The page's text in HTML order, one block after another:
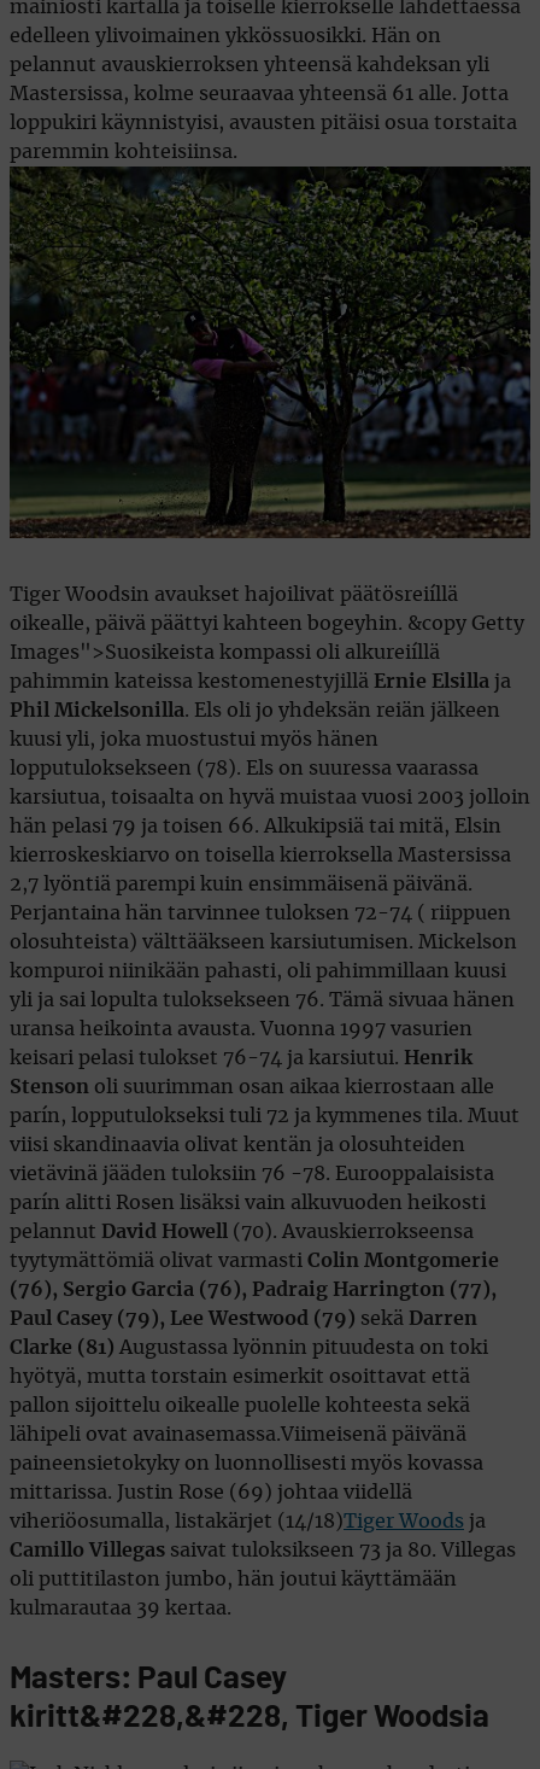
mainiosti kartalla ja toiselle kierrokselle lähdettäessä
edelleen ylivoimainen ykkössuosikki. Hän on
pelannut avauskierroksen yhteensä kahdeksan yli
Mastersissa, kolme seuraavaa yhteensä 61 alle. Jotta
loppukiri käynnistyisi, avausten pitäisi osua torstaita
paremmin kohteisiinsa.
Tiger Woodsin avaukset hajoilivat päätösreiíllä
oikealle, päivä päättyi kahteen bogeyhin. &copy Getty
Images">Suosikeista kompassi oli alkureiíllä
pahimmin kateissa kestomenestyjillä Ernie Elsilla ja
Phil Mickelsonilla. Els oli jo yhdeksän reiän jälkeen
kuusi yli, joka muostustui myös hänen
lopputuloksekseen (78). Els on suuressa vaarassa
karsiutua, toisaalta on hyvä muistaa vuosi 2003 jolloin
hän pelasi 79 ja toisen 66. Alkukipsiä tai mitä, Elsin
kierroskeskiarvo on toisella kierroksella Mastersissa
2,7 lyöntiä parempi kuin ensimmäisenä päivänä.
Perjantaina hän tarvinnee tuloksen 72-74 ( riippuen
olosuhteista) välttääkseen karsiutumisen. Mickelson
kompuroi niinikään pahasti, oli pahimmillaan kuusi
yli ja sai lopulta tuloksekseen 76. Tämä sivuaa hänen
uransa heikointa avausta. Vuonna 1997 vasurien
keisari pelasi tulokset 76-74 ja karsiutui. Henrik
Stenson oli suurimman osan aikaa kierrostaan alle
parín, lopputulokseksi tuli 72 ja kymmenes tila. Muut
viisi skandinaavia olivat kentän ja olosuhteiden
vietävinä jääden tuloksiin 76 -78. Eurooppalaisista
parín alitti Rosen lisäksi vain alkuvuoden heikosti
pelannut
David Howell
(70). Avauskierrokseensa
tyytymättömiä olivat varmasti Colin Montgomerie
(76), Sergio Garcia (76), Padraig Harrington (77),
Paul Casey (79), Lee Westwood (79) sekä
Darren
Clarke (81) Augustassa lyönnin pituudesta on toki
hyötyä, mutta torstain esimerkit osoittavat että
pallon sijoittelu oikealle puolelle kohteesta sekä
lähipeli ovat avainasemassa.Viimeisenä päivänä
paineensietokyky on luonnollisesti myös kovassa
mittarissa. Justin Rose (69) johtaa viidellä
viheriöosumalla, listakärjet (14/18)Tiger Woods ja
Camillo Villegas saivat tuloksikseen 73 ja 80. Villegas
oli puttitilaston jumbo, hän joutui käyttämään
kulmarautaa 39 kertaa.
Masters: Paul Casey
kiritt&#228,&#228, Tiger Woodsia